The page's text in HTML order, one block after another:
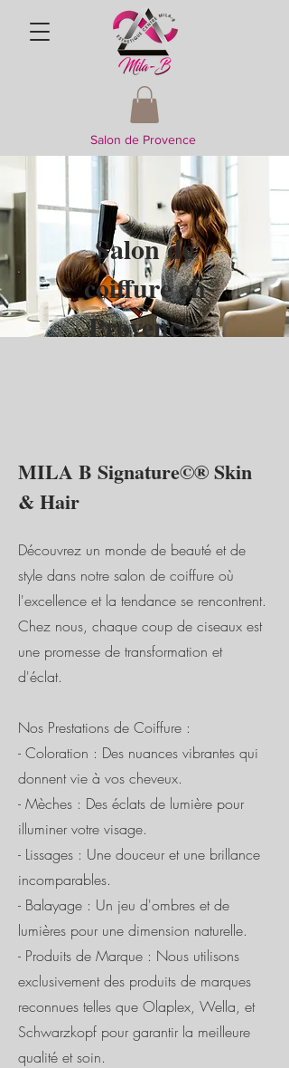
Salon de Provence
Salon de
coiffure en
Provence
MILA B Signature©® Skin
& Hair
Découvrez un monde de beauté et de
style dans notre salon de coiffure où
l'excellence et la tendance se rencontrent.
Chez nous, chaque coup de ciseaux est
une promesse de transformation et
d'éclat.
Nos Prestations de Coiffure :
- Coloration : Des nuances vibrantes qui
donnent vie à vos cheveux.
- Mèches : Des éclats de lumière pour
illuminer votre visage.
- Lissages : Une douceur et une brillance
incomparables.
- Balayage : Un jeu d'ombres et de
lumières pour une dimension naturelle.
- Produits de Marque : Nous utilisons
exclusivement des produits de marques
reconnues telles que Olaplex, Wella, et
Schwarzkopf pour garantir la meilleure
qualité et soin.